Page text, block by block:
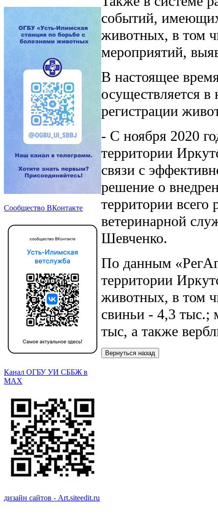
Сообщество ВКонтакте
Канал ОГБУ УИ СББЖ в
МАХ
событий,
животных, в том
мероприятий,
В настоящее
осуществляется в
регистрации
- С ноября 2020
территории
связи с
решение о
территории всего
ветеринарной
Шевченко.
По данным
территории
животных, в том
свиньи - 4,3 тыс.;
тыс, а также
дизайн сайтов - Art.siteedit.ru